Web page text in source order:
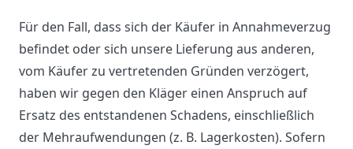
Für den Fall, dass sich der Käufer in Annahmeverzug
befindet oder sich unsere Lieferung aus anderen,
vom Käufer zu vertretenden Gründen verzögert,
haben wir gegen den Kläger einen Anspruch auf
Ersatz des entstandenen Schadens, einschließlich
der Mehraufwendungen (z. B. Lagerkosten). Sofern